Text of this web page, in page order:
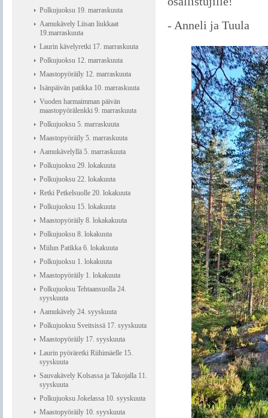
- Anneli ja Tuula
Polkujuoksu 19. marraskuuta
Aamukävely Liisan liukkaat
19.marraskuuta
Laurin kävelyretki 17. marraskuuta
Polkujuoksu 12. marraskuuta
Maastopyöräily 12. marraskuuta
Isänpäivän patikka 10. marraskuuta
Vuoden harmaimman päivän
maastopyörälenkki 9. marraskuuta
Polkujuoksu 5. marraskuuta
Maastopyöräily 5. marraskuuta
Aamukävelyllä 5. marraskuuta
Polkujuoksu 29. lokakuuta
Polkujuoksu 22. lokakuuta
Retki Petkelsuolle 20. lokakuuta
Polkujuoksu 15. lokakuuta
Maastopyöräily 8. lokakakuuta
Polkujuoksu 8. lokakuuta
Miilun Patikka 6. lokakuuta
Polkujuoksu 1. lokakuuta
Maastopyöräily 1. lokakuuta
Polkujuoksu Tehtaansuolla 24.
syyskuuta
Aamukävely 24. syyskuuta
Polkujuoksu Sveitsissä 17. syyskuuta
Maastopyöräily 17. syyskuuta
Laurin pyöräretki Riihimäelle 15.
syyskuuta
Sauvakävely Kolsassa ja Takojalla 11.
syyskuuta
Polkujuoksu Jokelassa 10. syyskuuta
Maastopyöräily 10. syyskuuta